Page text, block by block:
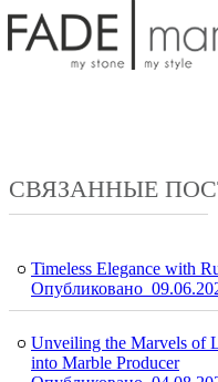
FADE MARBLE
СВЯЗАННЫЕ
Timeless Elegance with
Опубликовано
Unveiling the Marvels of
into Marble Producer